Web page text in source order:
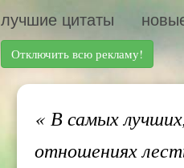
лучшие цитаты
Отключить всю рекламу!
«В самых
отношениях